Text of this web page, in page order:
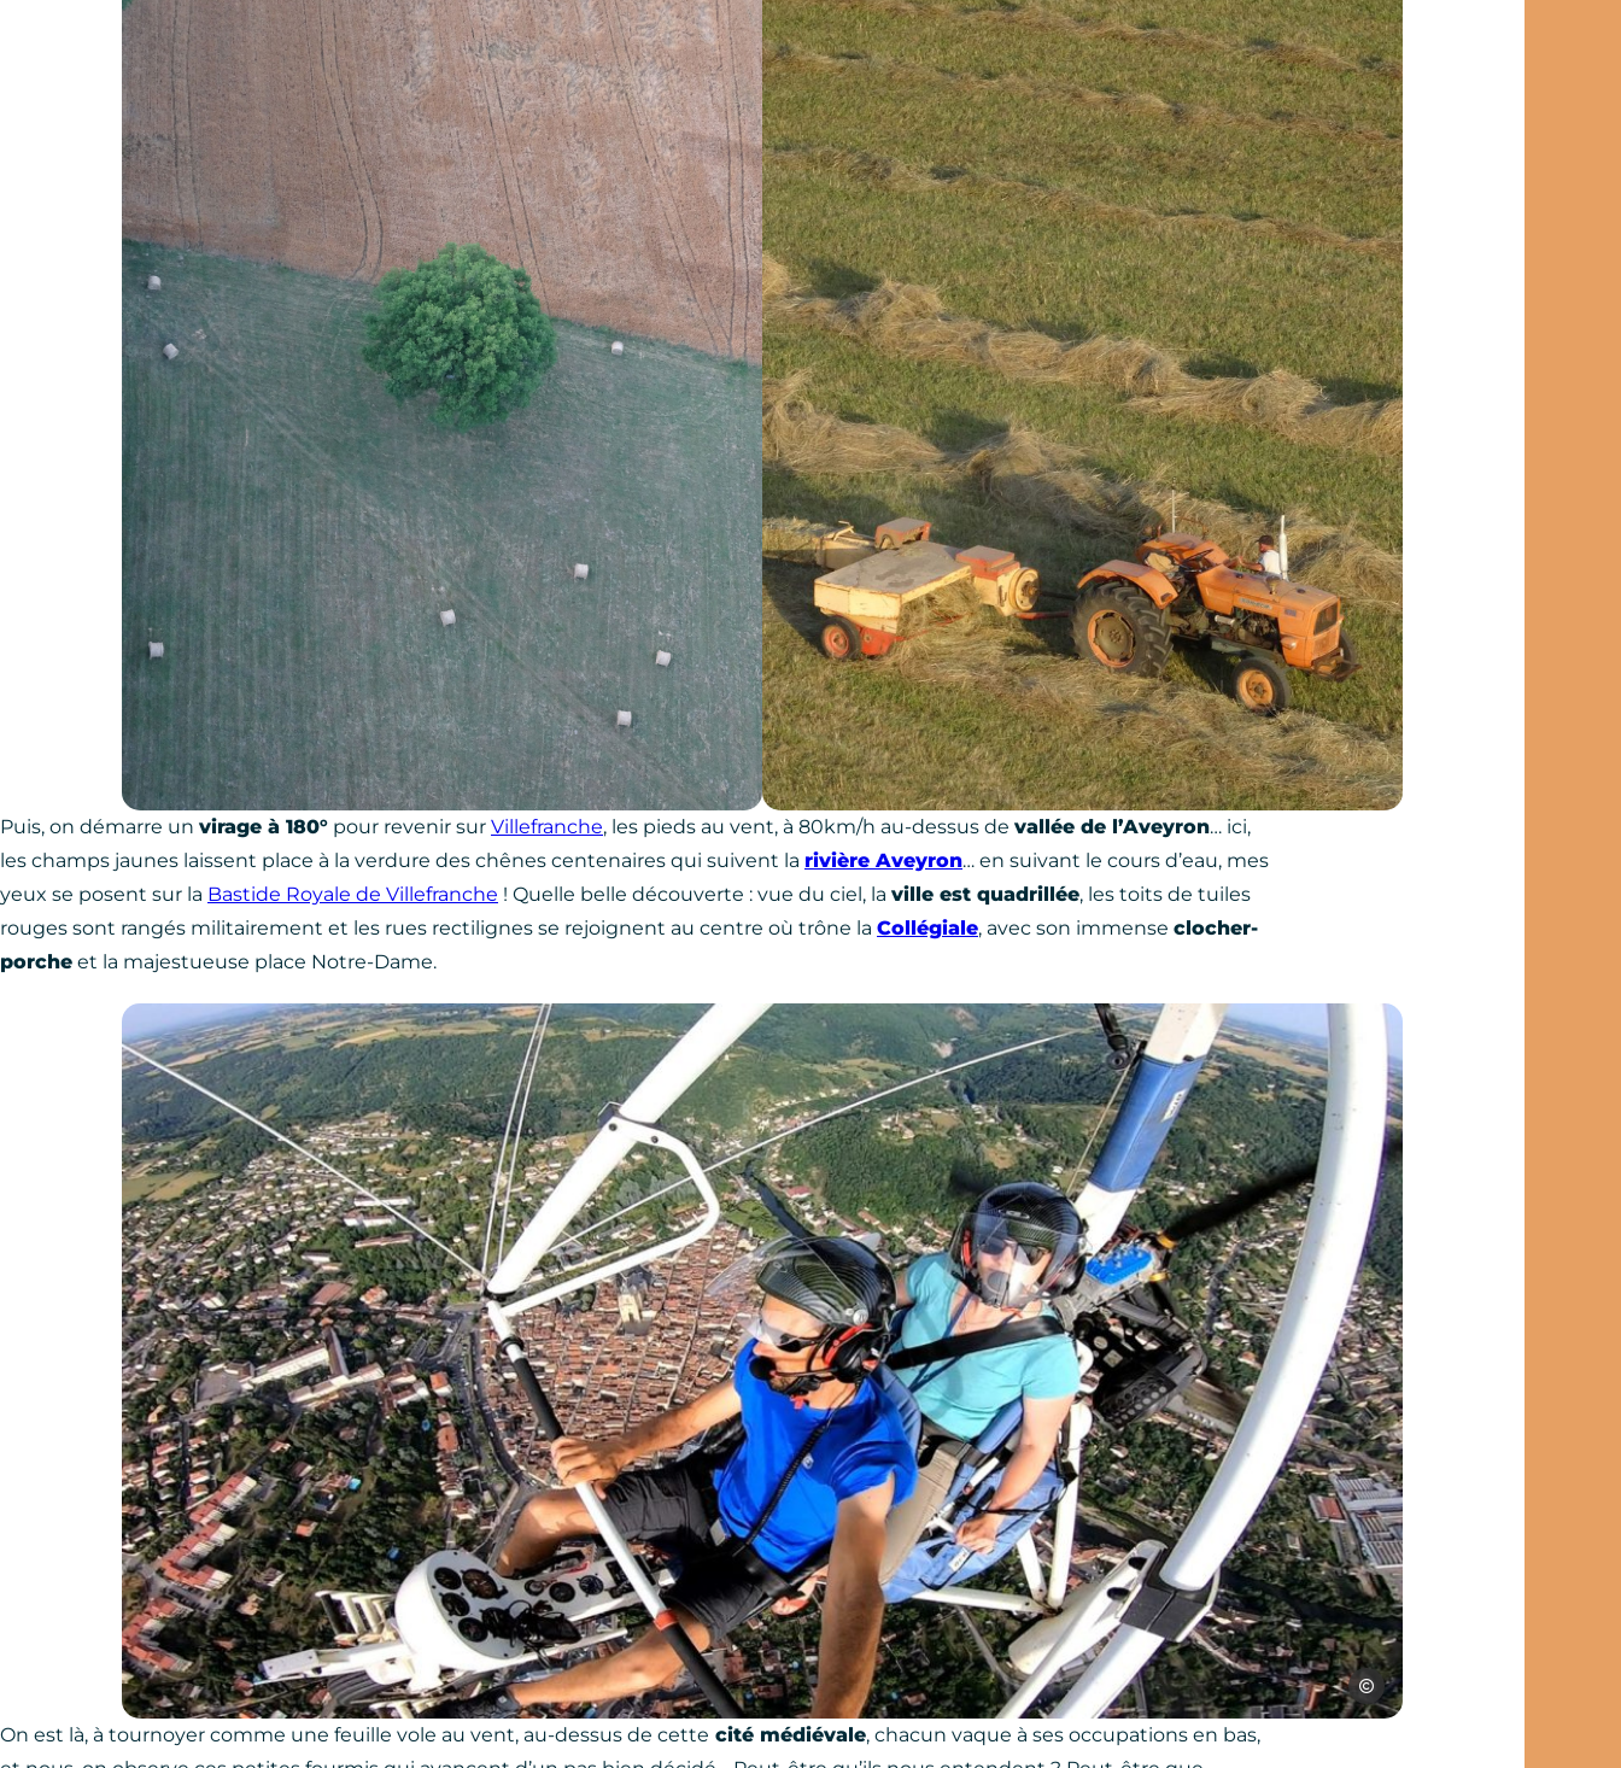
Puis, on démarre un virage à 180° pour revenir sur Villefranche, les pieds au vent, à 80km/h au-dessus de vallée de l’Aveyron… ici,
les champs jaunes laissent place à la verdure des chênes centenaires qui suivent la rivière Aveyron… en suivant le cours d’eau, mes
yeux se posent sur la Bastide Royale de Villefranche ! Quelle belle découverte : vue du ciel, la ville est quadrillée, les toits de tuiles
rouges sont rangés militairement et les rues rectilignes se rejoignent au centre où trône la Collégiale, avec son immense clocher-
porche et la majestueuse place Notre-Dame.
Photo, © Les Choses de l’air
Les Choses de l’air
On est là, à tournoyer comme une feuille vole au vent, au-dessus de cette cité médiévale, chacun vaque à ses occupations en bas,